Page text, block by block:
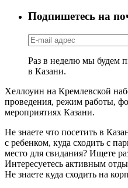
Подпишетесь на
Раз в неделю мы будем
в Казани.
Хеллоуин на Кремлевской
проведения, режим работы,
мероприятиях Казани.
Не знаете что посетить в
с ребенком, куда сходить с
место для свидания? Ищете
Интересуетесь активным
Не знаете куда сходить на